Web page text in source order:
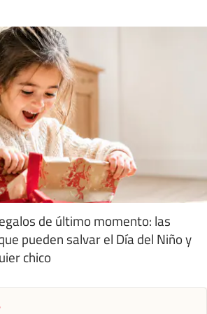
de último momento: las
pueden salvar el Día del Niño y
chico